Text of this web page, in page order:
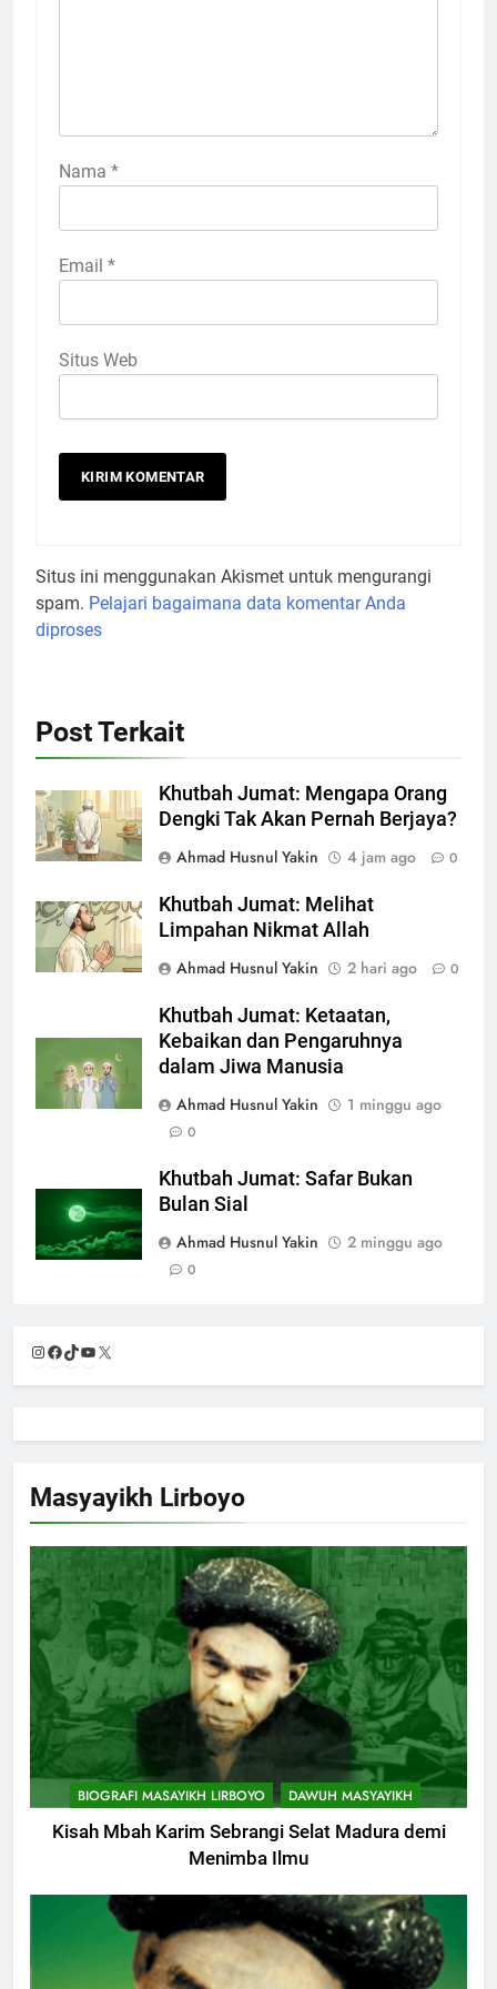
Nama *
Email *
Situs Web
Situs ini menggunakan Akismet untuk mengurangi
spam. Pelajari bagaimana data komentar Anda
diproses
Post Terkait
Khutbah Jumat: Mengapa Orang
Dengki Tak Akan Pernah Berjaya?
Ahmad Husnul Yakin
4 jam ago 0
Khutbah Jumat: Melihat
Limpahan Nikmat Allah
Ahmad Husnul Yakin
2 hari ago 0
Khutbah Jumat: Ketaatan,
Kebaikan dan Pengaruhnya
dalam Jiwa Manusia
Ahmad Husnul Yakin
1 minggu ago
0
Khutbah Jumat: Safar Bukan
Bulan Sial
Ahmad Husnul Yakin
2 minggu ago
0
Instagram
Facebook
TikTok
YouTube
Masyayikh Lirboyo
BIOGRAFI MASAYIKH LIRBOYO DAWUH MASYAYIKH
Kisah Mbah Karim Sebrangi Selat Madura demi
Menimba Ilmu